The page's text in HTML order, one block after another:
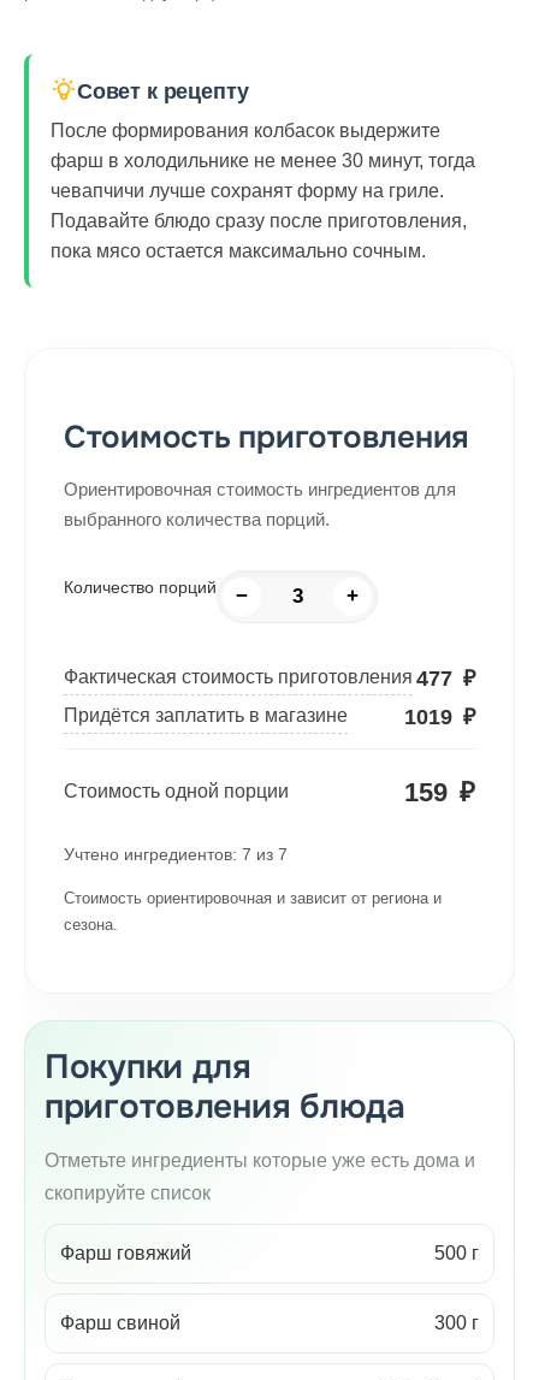
Совет к рецепту
После формирования колбасок выдержите
фарш в холодильнике не менее 30 минут, тогда
чевапчичи лучше сохранят форму на гриле.
Подавайте блюдо сразу после приготовления,
пока мясо остается максимально сочным.
Стоимость приготовления
Ориентировочная стоимость ингредиентов для
выбранного количества порций.
Количество порций − +
Фактическая стоимость приготовления 477 ₽
Придётся заплатить в магазине 1019 ₽
Стоимость одной порции 159 ₽
Учтено ингредиентов: 7 из 7
Стоимость ориентировочная и зависит от региона и
сезона.
Покупки для
приготовления блюда
Отметьте ингредиенты которые уже есть дома и
скопируйте список
Фарш говяжий 500 г
Фарш свиной 300 г